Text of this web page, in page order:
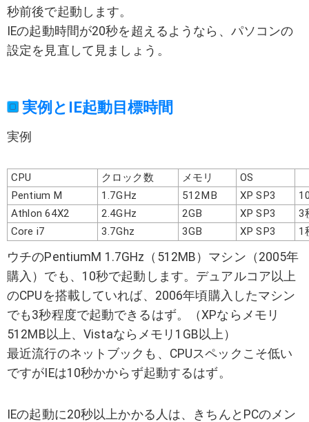
秒前後で起動します。
IEの起動時間が20秒を超えるようなら、パソコンの
設定を見直して見ましょう。
実例とIE起動目標時間
実例
CPU クロック数 メモリ
OS
Pentium M
1.7GHz 512MB XP SP3
Athlon 64X2
2.4GHz 2GB XP SP3
3
Core i7
3.7Ghz 3GB XP SP3 1
ウチのPentiumM 1.7GHz（512MB）マシン（2005年
購入）でも、10秒で起動します。デュアルコア以上
のCPUを搭載していれば、2006年頃購入したマシン
でも3秒程度で起動できるはず。（XPならメモリ
512MB以上、Vistaならメモリ1GB以上）
最近流行のネットブックも、CPUスペックこそ低い
ですがIEは10秒かからず起動するはず。
IEの起動に20秒以上かかる人は、きちんとPCのメン